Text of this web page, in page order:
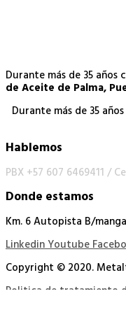
Durante más de 35
de Aceite de Palma,
Durante más de 35
Hablemos
PBX +57 607 6469411 /
Donde estamos
Km. 6 Autopista B/
LinkedinYoutube
Copyright © 2020.
Politica de tratamiento